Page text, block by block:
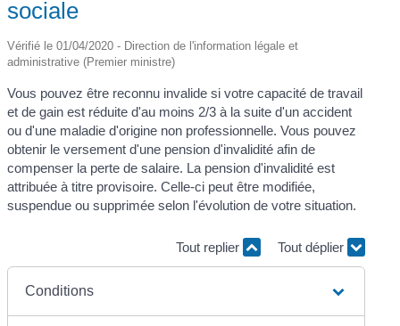
sociale
Vérifié le 01/04/2020 - Direction de l'information légale et
administrative (Premier ministre)
Vous pouvez être reconnu invalide si votre capacité de travail
et de gain est réduite d'au moins 2/3 à la suite d'un accident
ou d'une maladie d'origine non professionnelle. Vous pouvez
obtenir le versement d'une pension d'invalidité afin de
compenser la perte de salaire. La pension d'invalidité est
attribuée à titre provisoire. Celle-ci peut être modifiée,
suspendue ou supprimée selon l'évolution de votre situation.
Tout replier Tout déplier
Conditions